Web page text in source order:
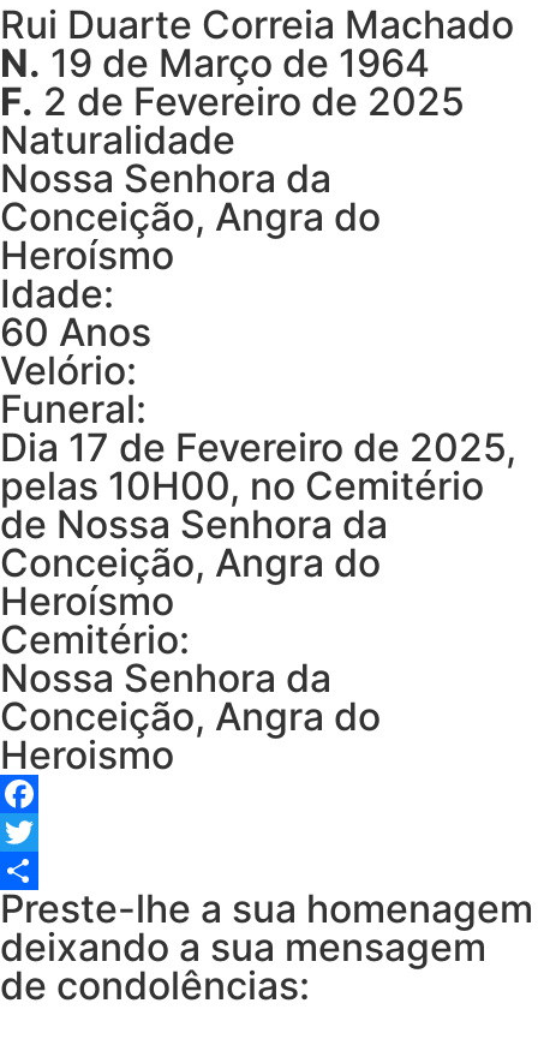
Rui Duarte Correia Machado
N. 19 de Março de 1964
F. 2 de Fevereiro de 2025
Naturalidade
Nossa Senhora da
Conceição, Angra do
Heroísmo
Idade:
60 Anos
Velório:
Funeral:
Dia 17 de Fevereiro de 2025,
pelas 10H00, no Cemitério
de Nossa Senhora da
Conceição, Angra do
Heroísmo
Cemitério:
Nossa Senhora da
Conceição, Angra do
Heroismo
Facebook
Twitter
Share
Preste-lhe a sua homenagem
deixando a sua mensagem
de condolências: